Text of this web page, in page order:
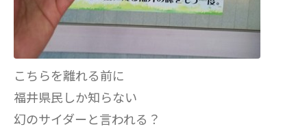
こちらを離れる前に
福井県民しか知らない
幻のサイダーと言われる？